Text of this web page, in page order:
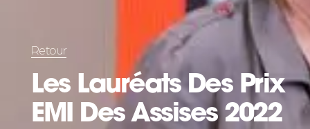
Retour
Les Lauréats Des Prix
EMI Des Assises 2022